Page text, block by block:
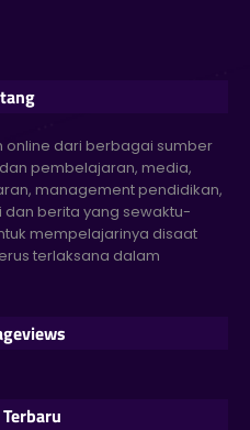
online dari berbagai sumber
pembelajaran, media,
management pendidikan,
berita yang sewaktu-
mempelajarinya disaat
terlaksana dalam